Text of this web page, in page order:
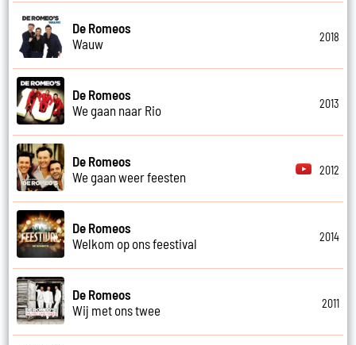
De Romeos
Wauw
2018
De Romeos
We gaan naar Rio
2013
De Romeos
We gaan weer feesten
2012
De Romeos
Welkom op ons feestival
2014
De Romeos
Wij met ons twee
2011